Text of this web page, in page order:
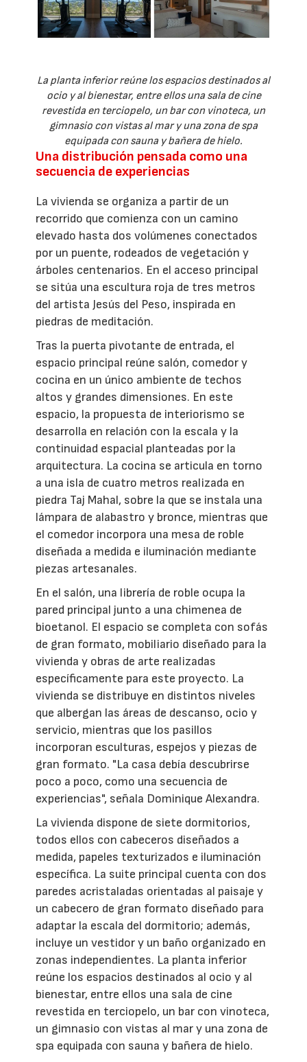
La planta inferior reúne los espacios destinados al
ocio y al bienestar, entre ellos una sala de cine
revestida en terciopelo, un bar con vinoteca, un
gimnasio con vistas al mar y una zona de spa
equipada con sauna y bañera de hielo.
Una distribución pensada como una
secuencia de experiencias
La vivienda se organiza a partir de un
recorrido que comienza con un camino
elevado hasta dos volúmenes conectados
por un puente, rodeados de vegetación y
árboles centenarios. En el acceso principal
se sitúa una escultura roja de tres metros
del artista Jesús del Peso, inspirada en
piedras de meditación.
Tras la puerta pivotante de entrada, el
espacio principal reúne salón, comedor y
cocina en un único ambiente de techos
altos y grandes dimensiones. En este
espacio, la propuesta de interiorismo se
desarrolla en relación con la escala y la
continuidad espacial planteadas por la
arquitectura. La cocina se articula en torno
a una isla de cuatro metros realizada en
piedra Taj Mahal, sobre la que se instala una
lámpara de alabastro y bronce, mientras que
el comedor incorpora una mesa de roble
diseñada a medida e iluminación mediante
piezas artesanales.
En el salón, una librería de roble ocupa la
pared principal junto a una chimenea de
bioetanol. El espacio se completa con sofás
de gran formato, mobiliario diseñado para la
vivienda y obras de arte realizadas
específicamente para este proyecto. La
vivienda se distribuye en distintos niveles
que albergan las áreas de descanso, ocio y
servicio, mientras que los pasillos
incorporan esculturas, espejos y piezas de
gran formato. "La casa debía descubrirse
poco a poco, como una secuencia de
experiencias", señala Dominique Alexandra.
La vivienda dispone de siete dormitorios,
todos ellos con cabeceros diseñados a
medida, papeles texturizados e iluminación
específica. La suite principal cuenta con dos
paredes acristaladas orientadas al paisaje y
un cabecero de gran formato diseñado para
adaptar la escala del dormitorio; además,
incluye un vestidor y un baño organizado en
zonas independientes. La planta inferior
reúne los espacios destinados al ocio y al
bienestar, entre ellos una sala de cine
revestida en terciopelo, un bar con vinoteca,
un gimnasio con vistas al mar y una zona de
spa equipada con sauna y bañera de hielo.